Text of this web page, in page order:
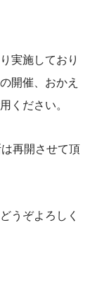
実施しており
開催、おかえ
ください。
再開させて頂
うぞよろしく